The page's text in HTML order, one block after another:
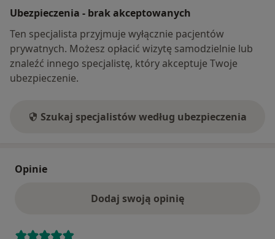
Ubezpieczenia - brak akceptowanych
Ten specjalista przyjmuje wyłącznie pacjentów
prywatnych. Możesz opłacić wizytę samodzielnie lub
znaleźć innego specjalistę, który akceptuje Twoje
ubezpieczenie.
Szukaj specjalistów według ubezpieczenia
Opinie
Dodaj swoją opinię